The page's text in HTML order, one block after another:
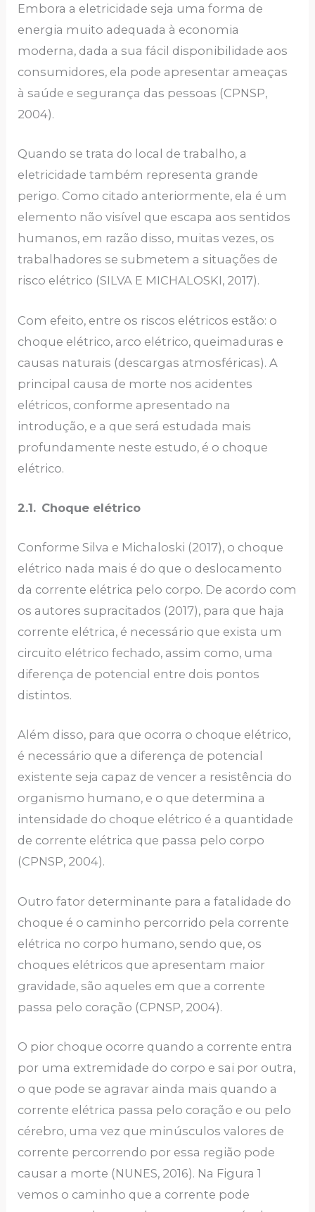
Embora a eletricidade seja uma forma de
energia muito adequada à economia
moderna, dada a sua fácil disponibilidade aos
consumidores, ela pode apresentar ameaças
à saúde e segurança das pessoas (CPNSP,
2004).
Quando se trata do local de trabalho, a
eletricidade também representa grande
perigo. Como citado anteriormente, ela é um
elemento não visível que escapa aos sentidos
humanos, em razão disso, muitas vezes, os
trabalhadores se submetem a situações de
risco elétrico (SILVA E MICHALOSKI, 2017).
Com efeito, entre os riscos elétricos estão: o
choque elétrico, arco elétrico, queimaduras e
causas naturais (descargas atmosféricas). A
principal causa de morte nos acidentes
elétricos, conforme apresentado na
introdução, e a que será estudada mais
profundamente neste estudo, é o choque
elétrico.
2.1. Choque elétrico
Conforme Silva e Michaloski (2017), o choque
elétrico nada mais é do que o deslocamento
da corrente elétrica pelo corpo. De acordo com
os autores supracitados (2017), para que haja
corrente elétrica, é necessário que exista um
circuito elétrico fechado, assim como, uma
diferença de potencial entre dois pontos
distintos.
Além disso, para que ocorra o choque elétrico,
é necessário que a diferença de potencial
existente seja capaz de vencer a resistência do
organismo humano, e o que determina a
intensidade do choque elétrico é a quantidade
de corrente elétrica que passa pelo corpo
(CPNSP, 2004).
Outro fator determinante para a fatalidade do
choque é o caminho percorrido pela corrente
elétrica no corpo humano, sendo que, os
choques elétricos que apresentam maior
gravidade, são aqueles em que a corrente
passa pelo coração (CPNSP, 2004).
O pior choque ocorre quando a corrente entra
por uma extremidade do corpo e sai por outra,
o que pode se agravar ainda mais quando a
corrente elétrica passa pelo coração e ou pelo
cérebro, uma vez que minúsculos valores de
corrente percorrendo por essa região pode
causar a morte (NUNES, 2016). Na Figura 1
vemos o caminho que a corrente pode